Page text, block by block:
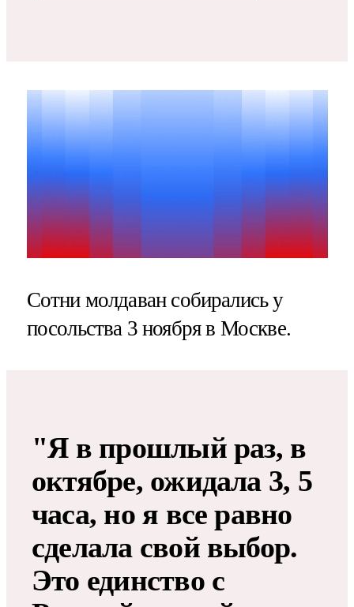
Сотни молдаван собирались у
посольства 3 ноября в Москве.
"Я в прошлый раз, в
октябре, ожидала 3, 5
часа, но я все равно
сделала свой выбор.
Это единство с